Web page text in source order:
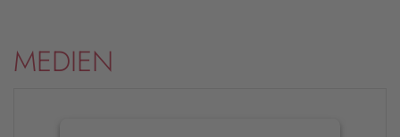
MEDIEN